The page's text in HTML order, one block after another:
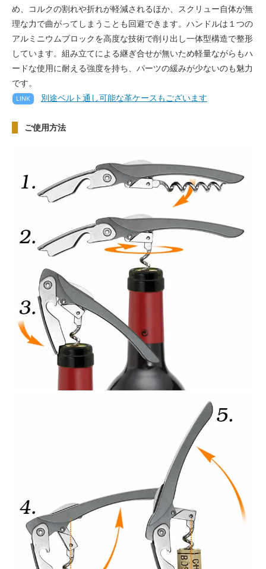
め、コルクの割れや折れが軽減されるほか、スクリュー自体が無
理な力で曲がってしまうことも回避できます。ハンドルは１つの
アルミニウムブロックを高度な技術で削り出し一体型構造で整形
しています。組み立てによる継ぎ合せが無いため軽量ながらもハ
ードな使用に耐える強度を持ち、パーツの緩みが少ないのも魅力
です。
LINK 別途ベルト通し可能な革ケースもございます
ご使用方法